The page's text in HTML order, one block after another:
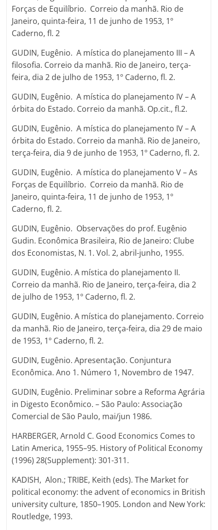
Forças de Equilíbrio. Correio da manhã. Rio de
Janeiro, quinta-feira, 11 de junho de 1953, 1º
Caderno, fl. 2
GUDIN, Eugênio. A mística do planejamento III – A
filosofia. Correio da manhã. Rio de Janeiro, terça-
feira, dia 2 de julho de 1953, 1º Caderno, fl. 2.
GUDIN, Eugênio. A mística do planejamento IV – A
órbita do Estado. Correio da manhã. Op.cit., fl.2.
GUDIN, Eugênio. A mística do planejamento IV – A
órbita do Estado. Correio da manhã. Rio de Janeiro,
terça-feira, dia 9 de junho de 1953, 1º Caderno, fl. 2.
GUDIN, Eugênio. A mística do planejamento V – As
Forças de Equilíbrio. Correio da manhã. Rio de
Janeiro, quinta-feira, 11 de junho de 1953, 1º
Caderno, fl. 2.
GUDIN, Eugênio. Observações do prof. Eugênio
Gudin. Econômica Brasileira, Rio de Janeiro: Clube
dos Economistas, N. 1. Vol. 2, abril-junho, 1955.
GUDIN, Eugênio. A mística do planejamento II.
Correio da manhã. Rio de Janeiro, terça-feira, dia 2
de julho de 1953, 1º Caderno, fl. 2.
GUDIN, Eugênio. A mística do planejamento. Correio
da manhã. Rio de Janeiro, terça-feira, dia 29 de maio
de 1953, 1º Caderno, fl. 2.
GUDIN, Eugênio. Apresentação. Conjuntura
Econômica. Ano 1. Número 1, Novembro de 1947.
GUDIN, Eugênio. Preliminar sobre a Reforma Agrária
in Digesto Econômico. – São Paulo: Associação
Comercial de São Paulo, mai/jun 1986.
HARBERGER, Arnold C. Good Economics Comes to
Latin America, 1955–95. History of Political Economy
(1996) 28(Supplement): 301-311.
KADISH, Alon.; TRIBE, Keith (eds). The Market for
political economy: the advent of economics in British
university culture, 1850–1905. London and New York:
Routledge, 1993.